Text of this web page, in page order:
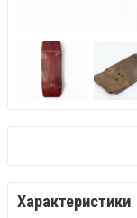
Характеристики